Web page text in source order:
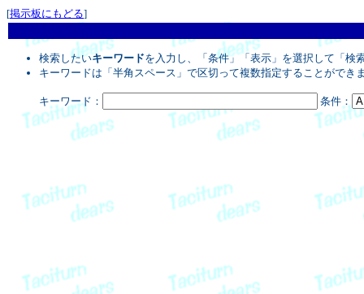
[掲示板にもどる]
検索したいキーワードを入力し、「条件」「表示」を選択して「検
キーワードは「半角スペース」で区切って複数指定することができ
キーワード： 条件：